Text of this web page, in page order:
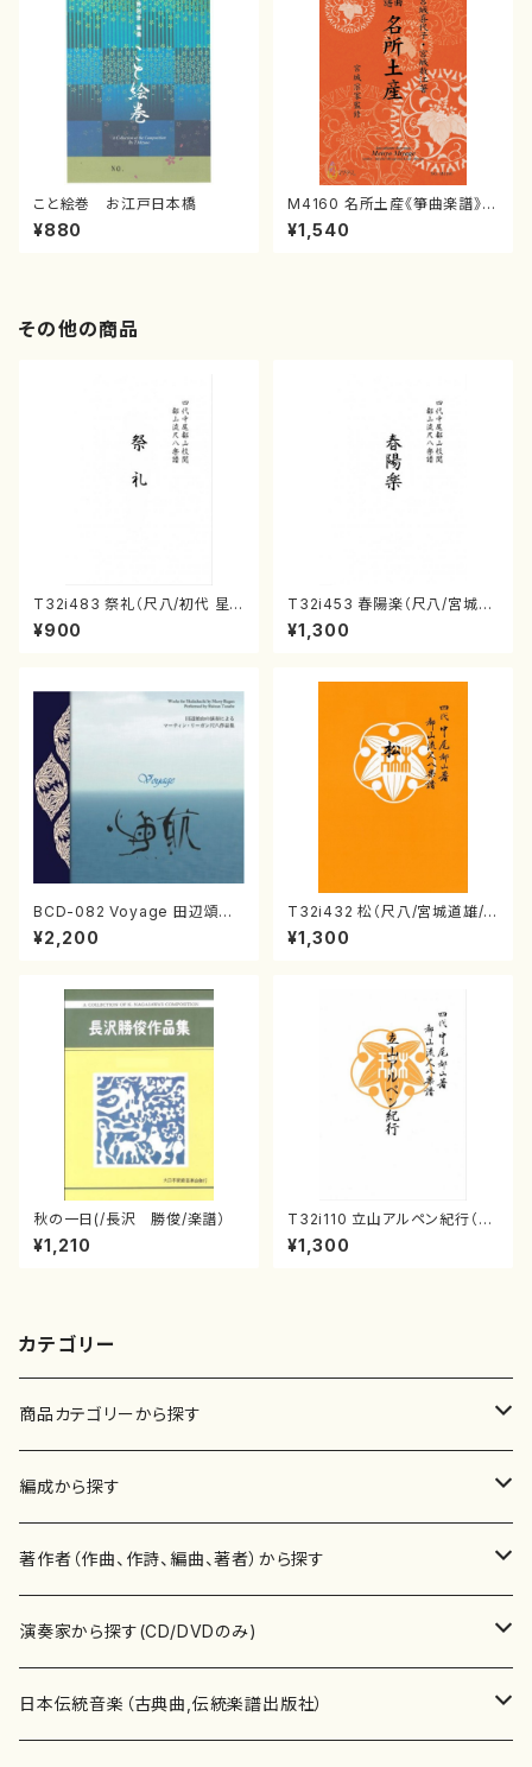
こと絵巻 お江戸日本橋
¥880
M4160 名所土産《箏曲楽譜》
（箏/宮城喜代子・宮城数江著・
宮城宗家監修/箏曲古典楽譜）
¥1,540
その他の商品
T32i483 祭礼（尺八/初代 星
田一山/楽譜）都山流公刊楽譜曲
番:2191
¥900
T32i453 春陽楽（尺八/宮城道
雄/楽譜）都山流公刊楽譜曲番:2
160
¥1,300
BCD-082 Voyage 田辺頌山
の演奏によるマーティン・リーガ
ン尺八作品集（田辺頌山/マーテ
¥2,200
T32i432 松（尺八/宮城道雄/
楽譜）都山流公刊楽譜曲番:213
8
¥1,300
秋の一日(/長沢 勝俊/楽譜）
¥1,210
T32i110 立山アルペン紀行（尺
八/初代 石垣征山/尺八/都山式
譜）都山流公刊楽譜曲番:559
¥1,300
カテゴリー
商品カテゴリーから探す
楽譜
書籍
書籍
テキストブック
CD・DVD
チケット
編成から探す
邦楽器
箏・琴（ソロ）
箏・琴（合奏）
合唱
混声合唱
歌・声
著作者（作曲、作詩、編曲、著者）から探す
あ行
青木省三(アオキ ショウゾウ)
か行
演奏家から探す(CD/DVDのみ)
邦楽（箏、三味線、尺八等）演奏家
日本伝統音楽（古典曲,伝統楽譜出版社）